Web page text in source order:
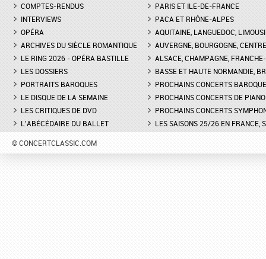
COMPTES-RENDUS
INTERVIEWS
OPÉRA
ARCHIVES DU SIÈCLE ROMANTIQUE
LE RING 2026 - OPÉRA BASTILLE
LES DOSSIERS
PORTRAITS BAROQUES
LE DISQUE DE LA SEMAINE
LES CRITIQUES DE DVD
L'ABÉCÉDAIRE DU BALLET
PARIS ET ILE-DE-FRANCE
PACA ET RHÔNE-ALPES
AQUITAINE, LANGUEDOC,
AUVERGNE, BOURGOGNE, CENTRE
ALSACE, CHAMPAGNE,
BASSE ET HAUTE NORMANDIE,
PROCHAINS CONCERTS
PROCHAINS CONCERTS DE PIANO
PROCHAINS CONCERTS
LES SAISONS 25/26 EN FRANCE,
© CONCERTCLASSIC.COM